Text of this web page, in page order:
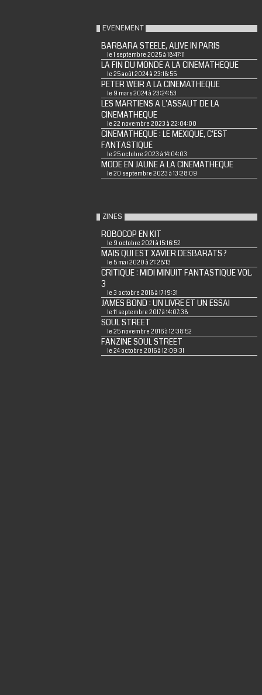
EVENEMENT
BARBARA STEELE, ALIVE IN PARIS
le 1 septembre 2025 à 18:47:11
LA FIN DU MONDE A LA CINEMATHEQUE
le 25 août 2024 à 23:18:55
PETER WEIR A LA CINEMATHEQUE
le 9 mars 2024 à 23:24:53
LES MARTIENS A L'ASSAUT DE LA
CINEMATHEQUE
le 22 novembre 2023 à 22:04:00
CINEMATHEQUE : LE MEXIQUE, C'EST
FANTASTIQUE
le 25 octobre 2023 à 14:04:03
MODE EN JAUNE A LA CINEMATHEQUE
le 20 septembre 2023 à 13:28:09
ZINES
ROBOCOP EN KIT
le 9 octobre 2021 à 15:16:52
MAIS QUI EST XAVIER DESBARATS ?
le 5 mai 2020 à 21:28:13
CRITIQUE : MIDI MINUIT FANTASTIQUE VOL.
3
le 3 octobre 2018 à 17:19:31
JAMES BOND : UN LIVRE ET UN ESSAI
le 11 septembre 2017 à 14:07:38
SOUL STREET
le 25 novembre 2016 à 12:38:52
FANZINE SOUL STREET
le 24 octobre 2016 à 12:09:31